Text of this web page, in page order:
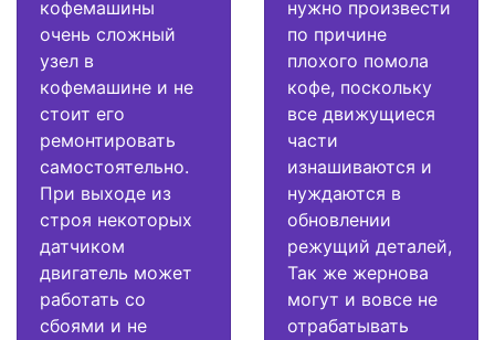
кофемашины
очень сложный
узел в
кофемашине и не
стоит его
ремонтировать
самостоятельно.
При выходе из
строя некоторых
датчиком
двигатель может
работать со
сбоями и не
нужно произвести
по причине
плохого помола
кофе, поскольку
все движущиеся
части
изнашиваются и
нуждаются в
обновлении
режущий деталей,
Так же жернова
могут и вовсе не
отрабатывать